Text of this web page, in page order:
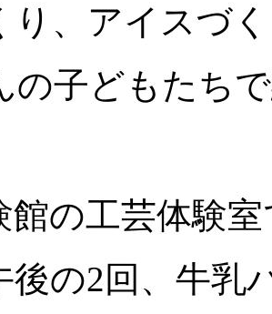
り、アイスづ
の子どもたち
館の工芸体験
後の2回、牛乳